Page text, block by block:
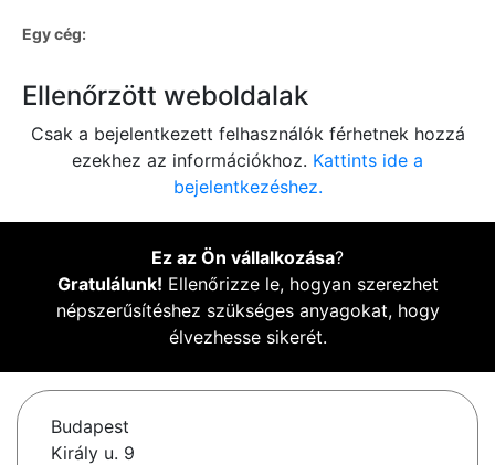
Egy cég:
Ellenőrzött weboldalak
Csak a bejelentkezett felhasználók férhetnek hozzá
ezekhez az információkhoz. Kattints ide a
bejelentkezéshez.
Ez az Ön vállalkozása?
Gratulálunk! Ellenőrizze le, hogyan szerezhet
népszerűsítéshez szükséges anyagokat, hogy
élvezhesse sikerét.
Budapest
Király u. 9